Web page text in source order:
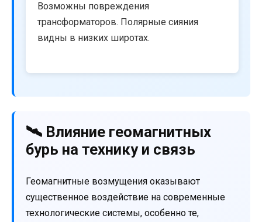
Возможны повреждения
трансформаторов. Полярные сияния
видны в низких широтах.
🛰️ Влияние геомагнитных
бурь на технику и связь
Геомагнитные возмущения оказывают
существенное воздействие на современные
технологические системы, особенно те,